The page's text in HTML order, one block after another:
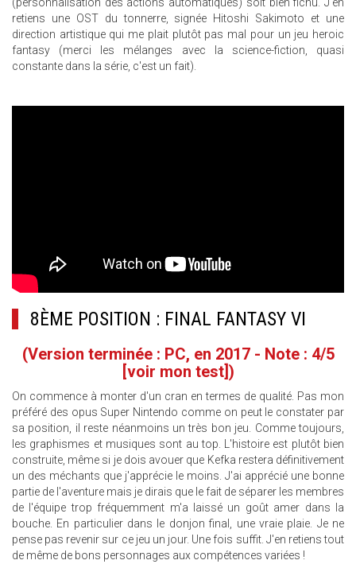
retiens une OST du tonnerre, signée Hitoshi Sakimoto et une
direction artistique qui me plait plutôt pas mal pour un jeu heroic
fantasy (merci les mélanges avec la science-fiction, quasi
constante dans la série, c'est un fait).
8ÈME POSITION : FINAL FANTASY VI
(Version terminée : PC, en 2017 - Note : 4/5
[voir mon test])
On commence à monter d'un cran en termes de qualité. Pas mon
préféré des opus Super Nintendo comme on peut le constater par
sa position, il reste néanmoins un très bon jeu. Comme toujours,
les graphismes et musiques sont au top. L'histoire est plutôt bien
construite, même si je dois avouer que Kefka restera définitivement
un des méchants que j'apprécie le moins. J'ai apprécié une bonne
partie de l'aventure mais je dirais que le fait de séparer les membres
de l'équipe trop fréquemment m'a laissé un goût amer dans la
bouche. En particulier dans le donjon final, une vraie plaie. Je ne
pense pas revenir sur ce jeu un jour. Une fois suffit. J'en retiens tout
de même de bons personnages aux compétences variées !